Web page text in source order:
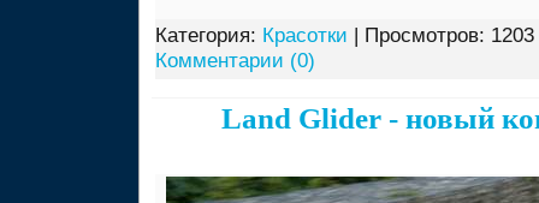
Категория: Красотки | Просмотров:
Комментарии (0)
Land Glider - новый